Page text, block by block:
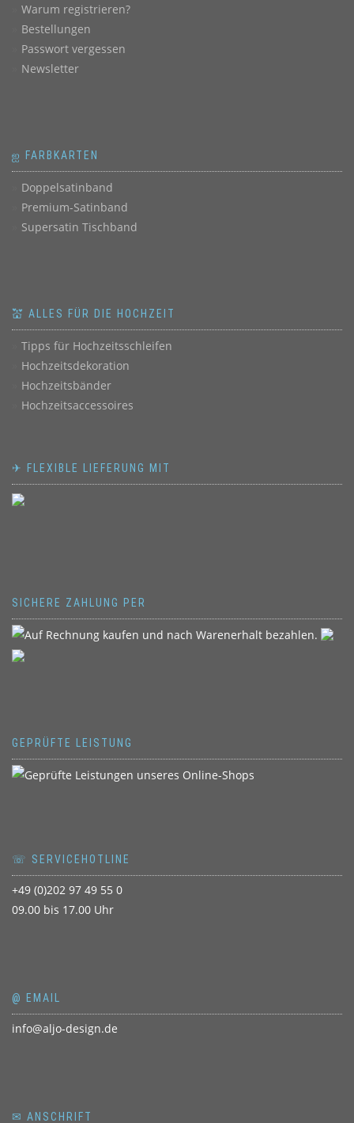
Warum registrieren?
Bestellungen
Passwort vergessen
Newsletter
ஐ FARBKARTEN
Doppelsatinband
Premium-Satinband
Supersatin Tischband
💒 ALLES FÜR DIE HOCHZEIT
Tipps für Hochzeitsschleifen
Hochzeitsdekoration
Hochzeitsbänder
Hochzeitsaccessoires
✈ FLEXIBLE LIEFERUNG MIT
SICHERE ZAHLUNG PER
GEPRÜFTE LEISTUNG
☏ SERVICEHOTLINE
+49 (0)202 97 49 55 0
09.00 bis 17.00 Uhr
@ EMAIL
info@aljo-design.de
✉ ANSCHRIFT